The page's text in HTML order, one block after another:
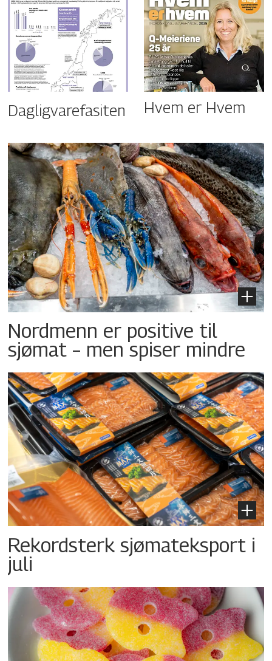
Dagligvarefasiten Hvem er Hvem
Nordmenn er positive til
sjømat – men spiser mindre
Rekordsterk sjømateksport i
juli